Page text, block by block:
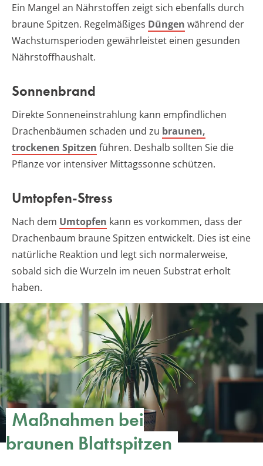
Ein Mangel an Nährstoffen zeigt sich ebenfalls durch
braune Spitzen. Regelmäßiges Düngen während der
Wachstumsperioden gewährleistet einen gesunden
Nährstoffhaushalt.
Sonnenbrand
Direkte Sonneneinstrahlung kann empfindlichen
Drachenbäumen schaden und zu braunen,
trockenen Spitzen führen. Deshalb sollten Sie die
Pflanze vor intensiver Mittagssonne schützen.
Umtopfen-Stress
Nach dem Umtopfen kann es vorkommen, dass der
Drachenbaum braune Spitzen entwickelt. Dies ist eine
natürliche Reaktion und legt sich normalerweise,
sobald sich die Wurzeln im neuen Substrat erholt
haben.
Maßnahmen bei
braunen Blattspitzen